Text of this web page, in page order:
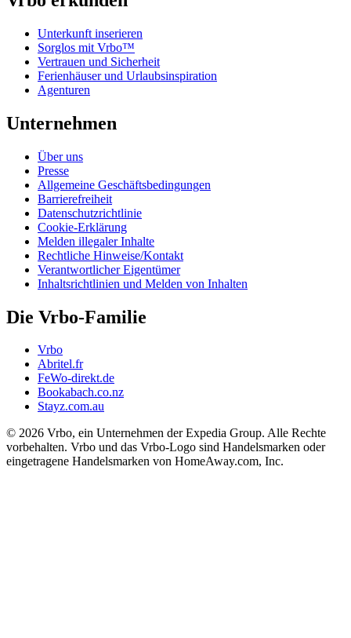
Unterkunft inserieren
Sorglos mit Vrbo™
Vertrauen und Sicherheit
Ferienhäuser und Urlaubsinspiration
Agenturen
Unternehmen
Über uns
Presse
Allgemeine Geschäftsbedingungen
Barrierefreiheit
Datenschutzrichtlinie
Cookie-Erklärung
Melden illegaler Inhalte
Rechtliche Hinweise/Kontakt
Verantwortlicher Eigentümer
Inhaltsrichtlinien und Melden von Inhalten
Die Vrbo-Familie
Vrbo
Abritel.fr
FeWo-direkt.de
Bookabach.co.nz
Stayz.com.au
© 2026 Vrbo, ein Unternehmen der Expedia Group. Alle Rechte
vorbehalten. Vrbo und das Vrbo-Logo sind Handelsmarken oder
eingetragene Handelsmarken von HomeAway.com, Inc.